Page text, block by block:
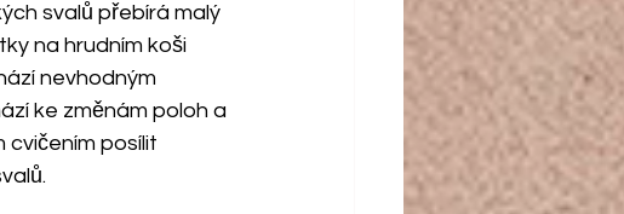
svalů přebírá malý
na hrudním koši
nevhodným
ke změnám poloh a
posílit